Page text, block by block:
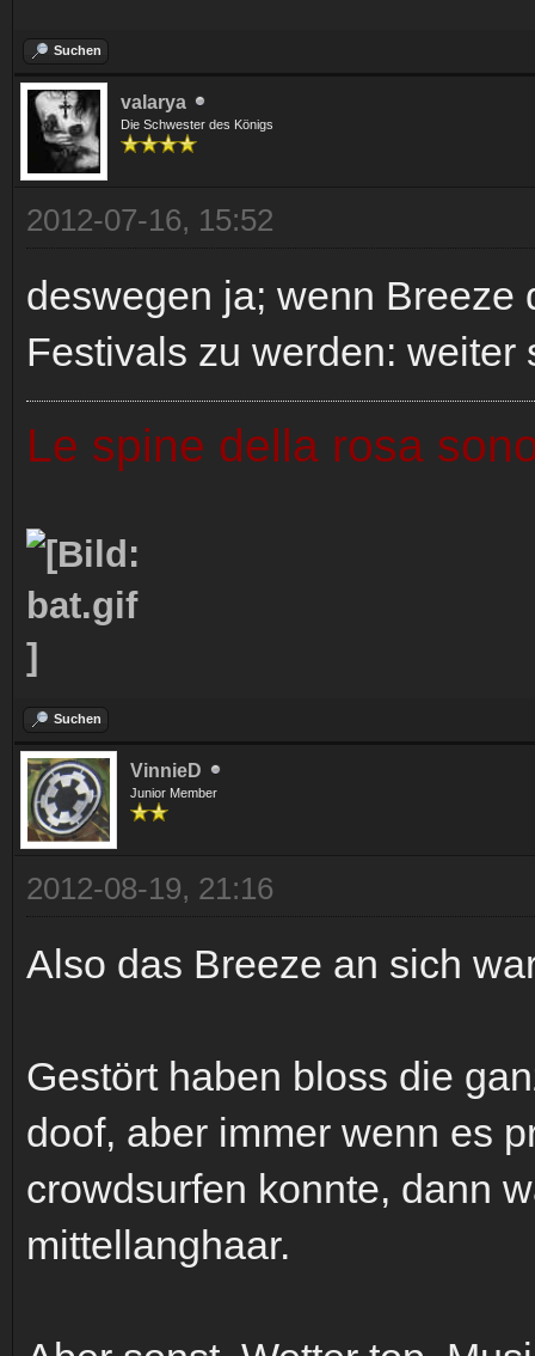
Suchen
valarya
Die Schwester des Königs
2012-07-16, 15:52
deswegen ja; wenn Breeze
Festivals zu werden:
Le spine della rosa
Suchen
VinnieD
Junior Member
2012-08-19, 21:16
Also das Breeze an sich
Gestört haben bloss die
doof, aber immer wenn es
crowdsurfen konnte, dann
mittellanghaar.